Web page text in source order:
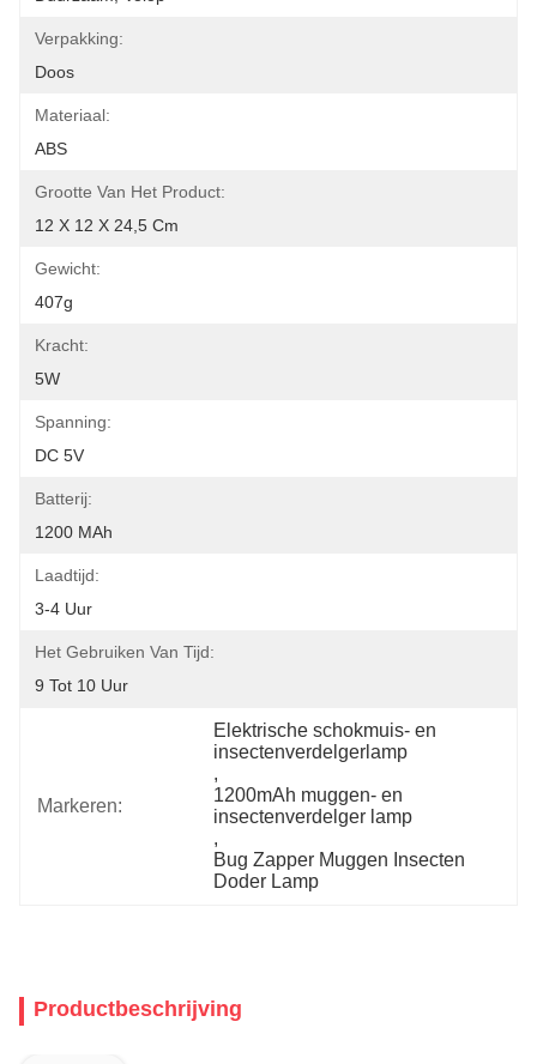
Verpakking:
Doos
Materiaal:
ABS
Grootte Van Het Product:
12 X 12 X 24,5 Cm
Gewicht:
407g
Kracht:
5W
Spanning:
DC 5V
Batterij:
1200 MAh
Laadtijd:
3-4 Uur
Het Gebruiken Van Tijd:
9 Tot 10 Uur
Markeren:
Elektrische schokmuis- en
insectenverdelgerlamp
,
1200mAh muggen- en
insectenverdelger lamp
,
Bug Zapper Muggen Insecten
Doder Lamp
Productbeschrijving